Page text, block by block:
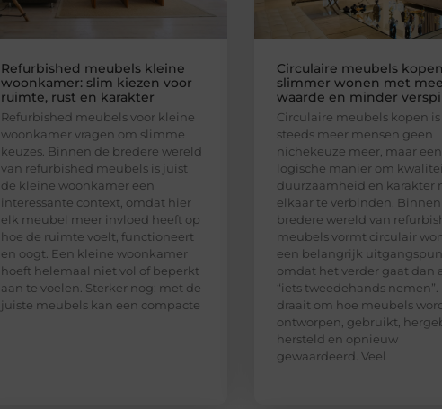
Refurbished meubels kleine
woonkamer: slim kiezen voor
ruimte, rust en karakter
Refurbished meubels voor kleine
woonkamer vragen om slimme
keuzes. Binnen de bredere wereld
van refurbished meubels is juist
de kleine woonkamer een
interessante context, omdat hier
elk meubel meer invloed heeft op
hoe de ruimte voelt, functioneert
en oogt. Een kleine woonkamer
hoeft helemaal niet vol of beperkt
aan te voelen. Sterker nog: met de
juiste meubels kan een compacte
Circulaire meubels
slimmer wonen met
waarde en minder
Circulaire meubels kopen is
steeds meer mensen geen
nichekeuze meer, maar een
logische manier om
duurzaamheid en karakter
elkaar te verbinden.
bredere wereld van
meubels vormt circulair
een belangrijk
omdat het verder gaat dan
“iets tweedehands nemen”.
draait om hoe meubels
ontworpen, gebruikt,
hersteld en opnieuw
gewaardeerd. Veel